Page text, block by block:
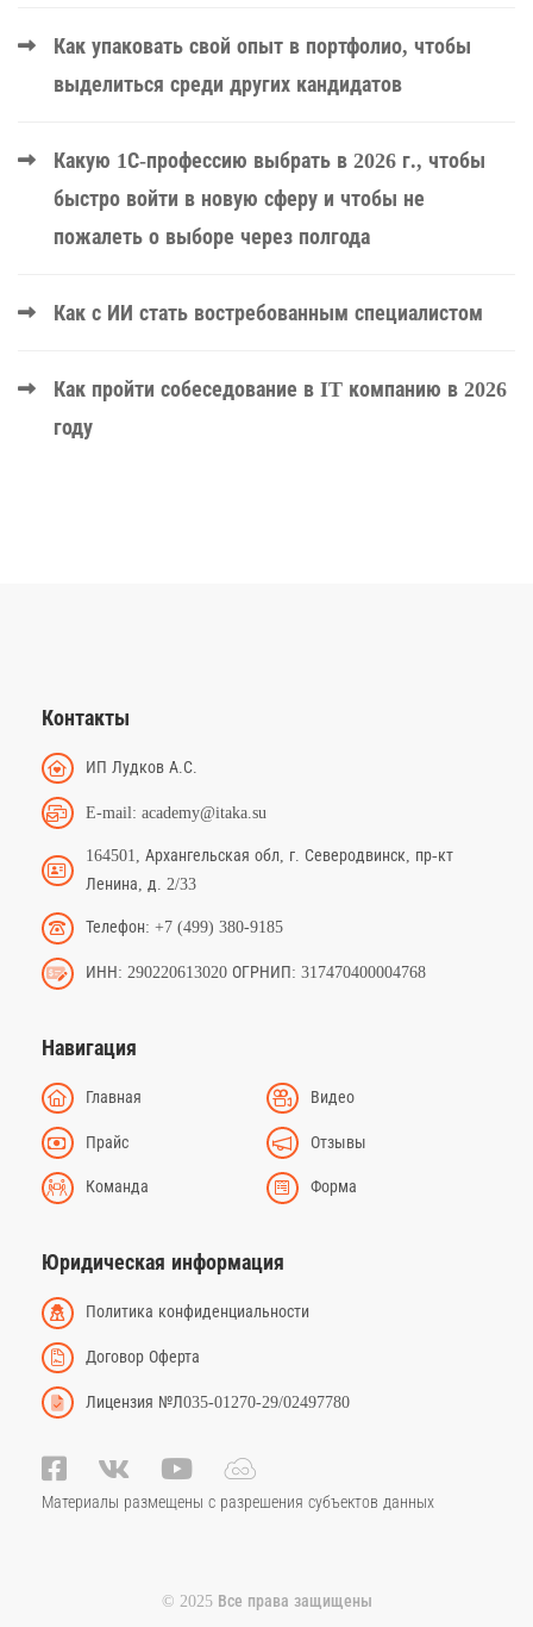
Как упаковать свой опыт в портфолио, чтобы
выделиться среди других кандидатов
Какую 1С-профессию выбрать в 2026 г., чтобы
быстро войти в новую сферу и чтобы не
пожалеть о выборе через полгода
Как с ИИ стать востребованным специалистом
Как пройти собеседование в IT компанию в 2026
году
Контакты
ИП Лудков А.С.
E-mail: academy@itaka.su
164501, Архангельская обл, г. Северодвинск, пр-кт
Ленина, д. 2/33
Телефон: +7 (499) 380-9185
ИНН: 290220613020 ОГРНИП: 317470400004768
Навигация
Главная Видео
Прайс Отзывы
Команда Форма
Юридическая информация
Политика конфиденциальности
Договор Оферта
Лицензия №Л035-01270-29/02497780
Материалы размещены с разрешения субъектов данных
© 2025 Все права защищены